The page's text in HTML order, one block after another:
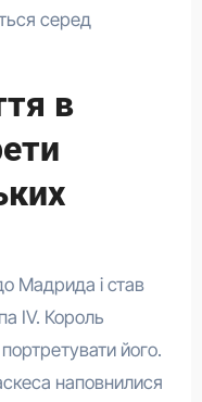
серед
в
Мадрида і став
IV. Король
його.
наповнилися